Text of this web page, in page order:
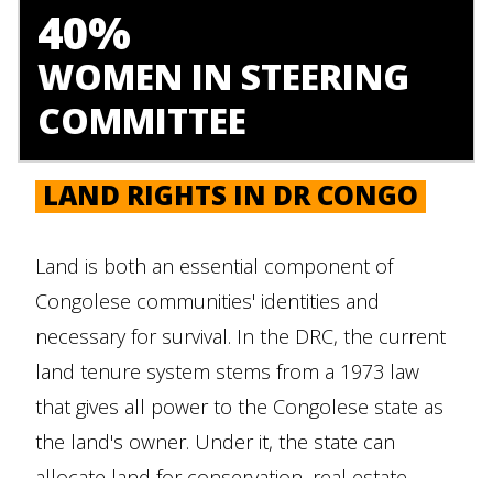
40%
WOMEN IN STEERING
COMMITTEE
LAND RIGHTS IN DR CONGO
Land is both an essential component of
Congolese communities' identities and
necessary for survival. In the DRC, the current
land tenure system stems from a 1973 law
that gives all power to the Congolese state as
the land's owner. Under it, the state can